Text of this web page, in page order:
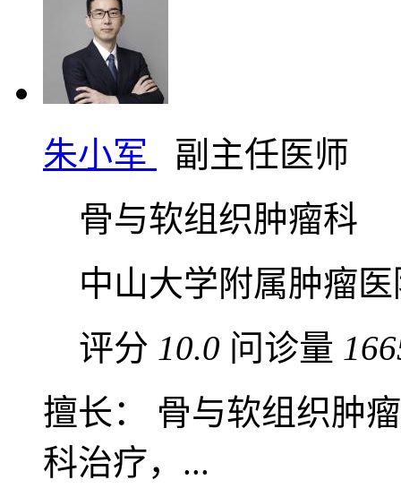
朱小军
副主任医师
骨与软组织肿瘤科
中山大学附属肿瘤医
评分 10.0 问诊量
擅长： 骨与软组织肿
科治疗，...